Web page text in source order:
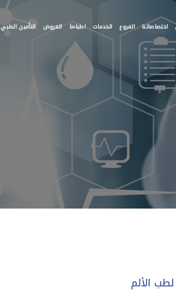
اختصاصاتنا الفروع الخدمات اطباءنا العروض التأمين الطبي
الألم